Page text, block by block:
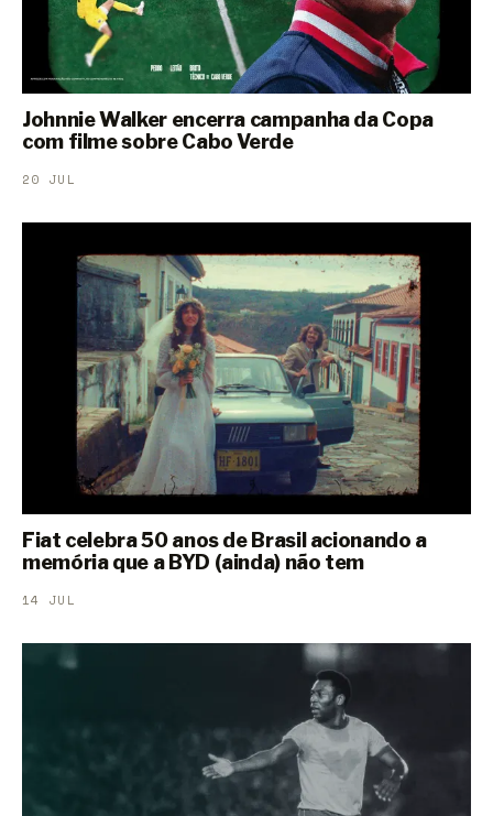
Johnnie Walker encerra campanha da Copa
com filme sobre Cabo Verde
20 JUL
Fiat celebra 50 anos de Brasil acionando a
memória que a BYD (ainda) não tem
14 JUL